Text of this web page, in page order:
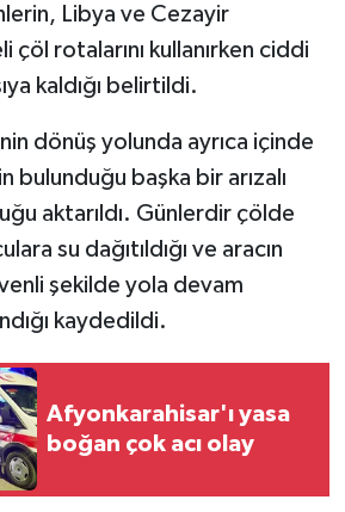
Libya ve Cezayir
çöl rotalarını kullanırken ciddi
kaldığı belirtildi.
dönüş yolunda ayrıca içinde
bulunduğu başka bir arızalı
aktarıldı. Günlerdir çölde
su dağıtıldığı ve aracın
şekilde yola devam
kaydedildi.
Afyonkarahisar'ı yasa
boğan çok acı olay